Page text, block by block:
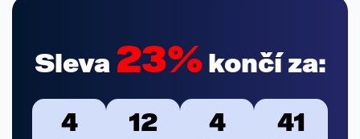
Sleva 23%končí za:
4 12 4 40